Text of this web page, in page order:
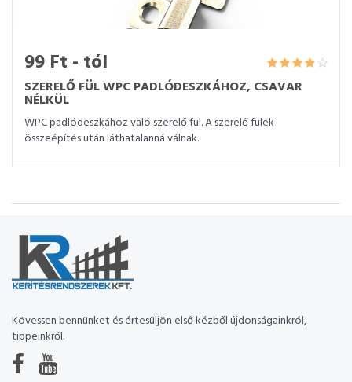
99 Ft - tól
SZERELŐ FÜL WPC PADLÓDESZKÁHOZ, CSAVAR
NÉLKÜL
WPC padlódeszkához való szerelő fül. A szerelő fülek
összeépítés után láthatalanná válnak.
Kövessen bennünket és értesüljön első kézből újdonságainkról,
tippeinkről.